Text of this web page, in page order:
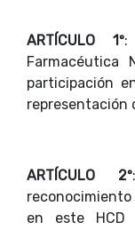
ARTÍCULO 1º:
Farmacéutica
participación
representación
ARTÍCULO 2º
en este HCD